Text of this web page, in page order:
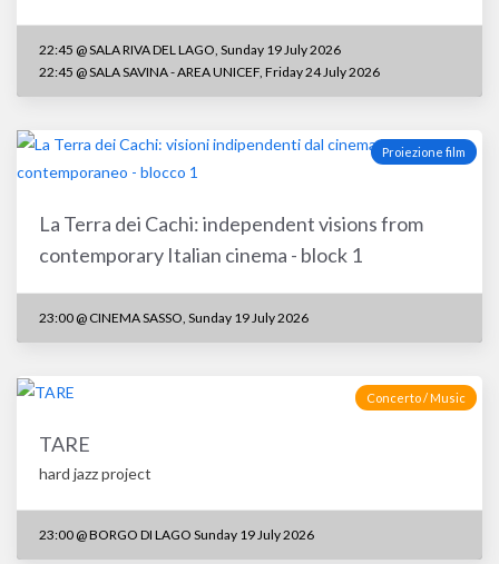
22:45 @ SALA RIVA DEL LAGO, Sunday 19 July 2026
22:45 @ SALA SAVINA - AREA UNICEF, Friday 24 July 2026
Proiezione film
La Terra dei Cachi: independent visions from
contemporary Italian cinema - block 1
23:00 @ CINEMA SASSO, Sunday 19 July 2026
Concerto / Music
TARE
hard jazz project
23:00 @BORGO DI LAGO Sunday 19 July 2026